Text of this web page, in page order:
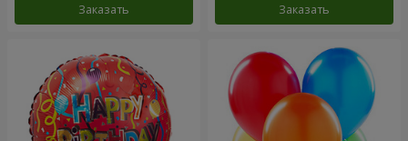
Заказать Заказать